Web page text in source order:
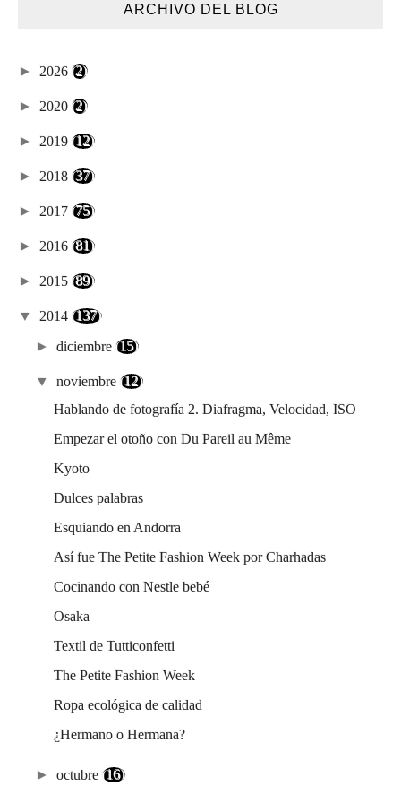
ARCHIVO DEL BLOG
► 2026 (2)
► 2020 (2)
► 2019 (12)
► 2018 (37)
► 2017 (75)
► 2016 (81)
► 2015 (89)
▼ 2014 (137)
►diciembre (15)
▼noviembre (12)
Hablando de fotografía 2. Diafragma, Velocidad, ISO
Empezar el otoño con Du Pareil au Même
Kyoto
Dulces palabras
Esquiando en Andorra
Así fue The Petite Fashion Week por Charhadas
Cocinando con Nestle bebé
Osaka
Textil de Tutticonfetti
The Petite Fashion Week
Ropa ecológica de calidad
¿Hermano o Hermana?
►octubre (16)